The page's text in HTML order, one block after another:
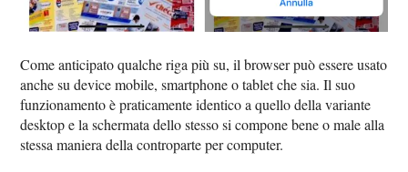
Come anticipato qualche riga più su, il browser può essere usato
anche su device mobile, smartphone o tablet che sia. Il suo
funzionamento è praticamente identico a quello della variante
desktop e la schermata dello stesso si compone bene o male alla
stessa maniera della controparte per computer.